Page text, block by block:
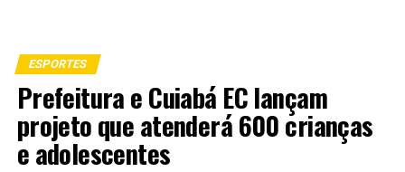
ESPORTES
Prefeitura e Cuiabá EC lançam
projeto que atenderá 600 crianças
e adolescentes